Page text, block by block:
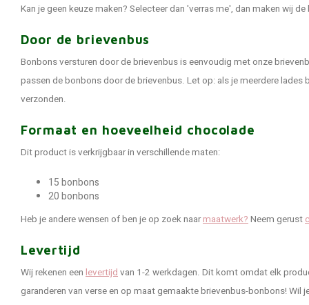
Kan je geen keuze maken? Selecteer dan 'verras me', dan maken wij
Door de brievenbus
Bonbons versturen door de brievenbus is eenvoudig met onze
passen de bonbons door de brievenbus. Let op: als je meerdere
verzonden.
Formaat en hoeveelheid chocolade
Dit product is verkrijgbaar in verschillende maten:
15 bonbons
20 bonbons
Heb je andere wensen of ben je op zoek naarmaatwerk?Neem gerust
Levertijd
Wij rekenen een levertijdvan 1-2 werkdagen. Dit komt omdat elk
garanderen van verse en op maat gemaakte brievenbus-bonbons! Wil